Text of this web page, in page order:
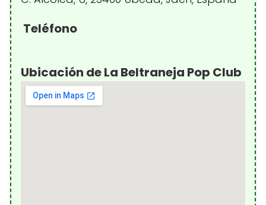
Teléfono
Ubicación de La Beltraneja Pop Club